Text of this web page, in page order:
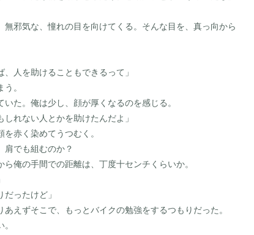
邪気な、憧れの目を向けてくる。そんな目を、真っ向から
人を助けることもできるって」
。
た。俺は少し、顔が厚くなるのを感じる。
れない人とかを助けたんだよ」
赤く染めてうつむく。
でも組むのか？
俺の手間での距離は、丁度十センチくらいか。
ったけど」
えずそこで、もっとバイクの勉強をするつもりだった。